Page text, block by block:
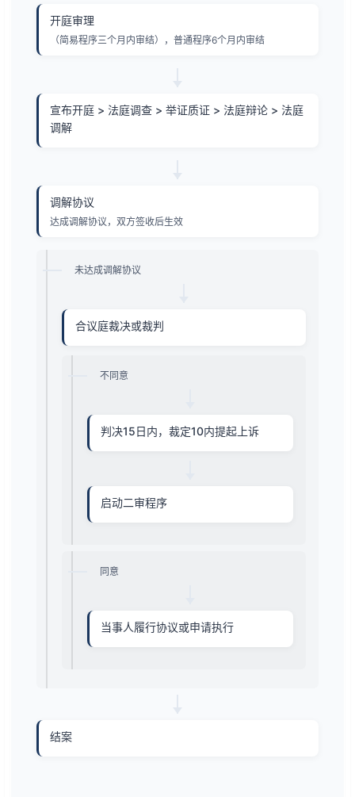
开庭审理
（简易程序三个月内审结），普通程序6个月内审结
宣布开庭 > 法庭调查 > 举证质证 > 法庭辩论 > 法庭
调解
调解协议
达成调解协议，双方签收后生效
未达成调解协议
合议庭裁决或裁判
不同意
判决15日内，裁定10内提起上诉
启动二审程序
同意
当事人履行协议或申请执行
结案